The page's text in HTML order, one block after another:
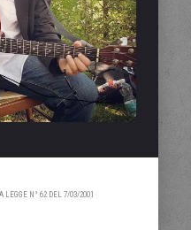
N° 62 DEL 7/03/2001